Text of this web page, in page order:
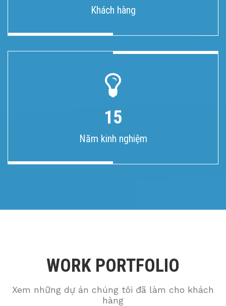
Khách hàng
15
Năm kinh nghiệm
WORK PORTFOLIO
Xem những dự án chúng tôi đã làm cho khách
hàng